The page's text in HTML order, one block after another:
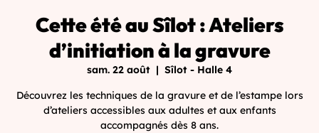
Cette été au Sîlot : Ateliers
d’initiation à la gravure
sam. 22 août
  |
Sîlot - Halle 4
Découvrez les techniques de la gravure et de l’estampe lors
d’ateliers accessibles aux adultes et aux enfants
accompagnés dès 8 ans.